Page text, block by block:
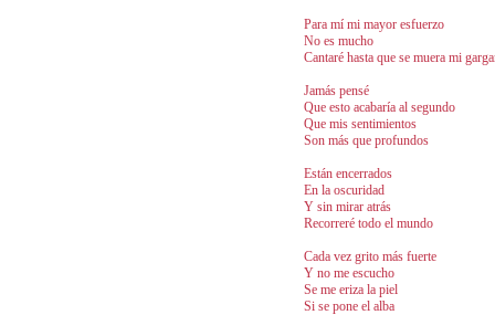
Para mí mi mayor esfuerzo
No es mucho
Cantaré hasta que se muera mi
Jamás pensé
Que esto acabaría al segundo
Que mis sentimientos
Son más que profundos
Están encerrados
En la oscuridad
Y sin mirar atrás
Recorreré todo el mundo
Cada vez grito más fuerte
Y no me escucho
Se me eriza la piel
Si se pone el alba